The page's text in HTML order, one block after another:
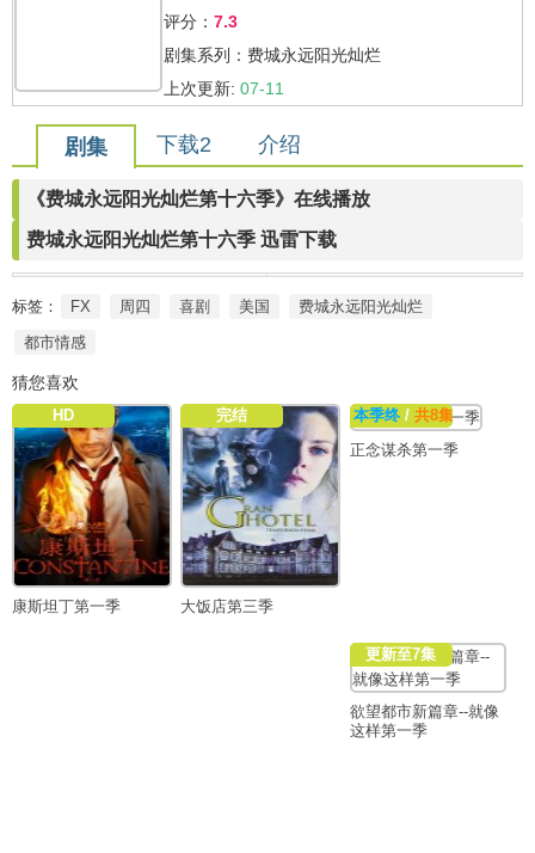
评分： 7.3
剧集系列：费城永远阳光灿烂
上次更新: 07-11
剧集 下载2 介绍
《费城永远阳光灿烂第十六季》在线播放
费城永远阳光灿烂第十六季 迅雷下载
标签： FX 周四 喜剧 美国
费城永远阳光灿烂
都市情感
猜您喜欢
HD
康斯坦丁第一季
完结
大饭店第三季
本季终/ 共8集
正念谋杀第一季
更新至7集
欲望都市新篇章--就像
这样第一季